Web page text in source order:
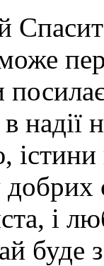
в
і
буде